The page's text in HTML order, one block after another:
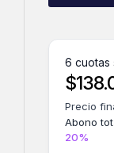
6 cuotas
$
Precio
Abono
20%